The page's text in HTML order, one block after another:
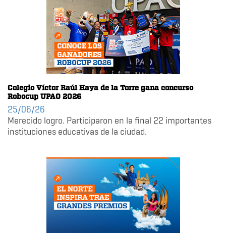
Colegio Víctor Raúl Haya de la Torre gana concurso
Robocup UPAO 2026
25/06/26
Merecido logro. Participaron en la final 22 importantes
instituciones educativas de la ciudad.